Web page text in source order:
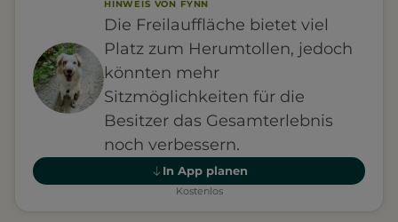
HINWEIS VON FYNN
Die Freilauffläche bietet viel
Platz zum Herumtollen, jedoch
könnten mehr
Sitzmöglichkeiten für die
Besitzer das Gesamterlebnis
noch verbessern.
In App planen
Kostenlos